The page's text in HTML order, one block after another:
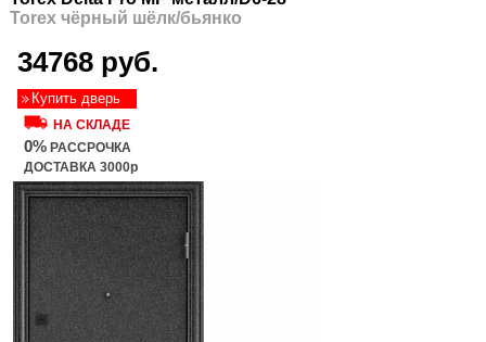
Torex чёрный шёлк/бьянко
34768 руб.
Купить дверь
НА СКЛАДЕ
0% РАССРОЧКА
ДОСТАВКА 3000р